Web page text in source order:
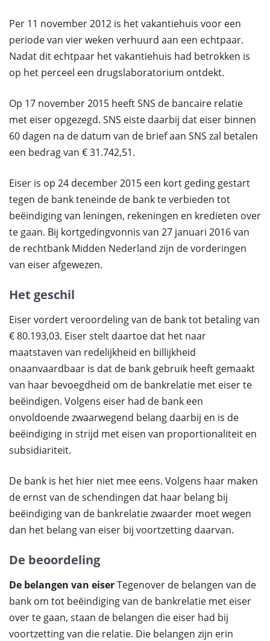
Per 11 november 2012 is het vakantiehuis voor een
periode van vier weken verhuurd aan een echtpaar.
Nadat dit echtpaar het vakantiehuis had betrokken is
op het perceel een drugslaboratorium ontdekt.
Op 17 november 2015 heeft SNS de bancaire relatie
met eiser opgezegd. SNS eiste daarbij dat eiser binnen
60 dagen na de datum van de brief aan SNS zal betalen
een bedrag van € 31.742,51.
Eiser is op 24 december 2015 een kort geding gestart
tegen de bank teneinde de bank te verbieden tot
beëindiging van leningen, rekeningen en kredieten over
te gaan. Bij kortgedingvonnis van 27 januari 2016 van
de rechtbank Midden Nederland zijn de vorderingen
van eiser afgewezen.
Het geschil
Eiser vordert veroordeling van de bank tot betaling van
€ 80.193,03. Eiser stelt daartoe dat het naar
maatstaven van redelijkheid en billijkheid
onaanvaardbaar is dat de bank gebruik heeft gemaakt
van haar bevoegdheid om de bankrelatie met eiser te
beëindigen. Volgens eiser had de bank een
onvoldoende zwaarwegend belang daarbij en is de
beëindiging in strijd met eisen van proportionaliteit en
subsidiariteit.
De bank is het hier niet mee eens. Volgens haar maken
de ernst van de schendingen dat haar belang bij
beëindiging van de bankrelatie zwaarder moet wegen
dan het belang van eiser bij voortzetting daarvan.
De beoordeling
De belangen van eiserTegenover de belangen van de
bank om tot beëindiging van de bankrelatie met eiser
over te gaan, staan de belangen die eiser had bij
voortzetting van die relatie. Die belangen zijn erin